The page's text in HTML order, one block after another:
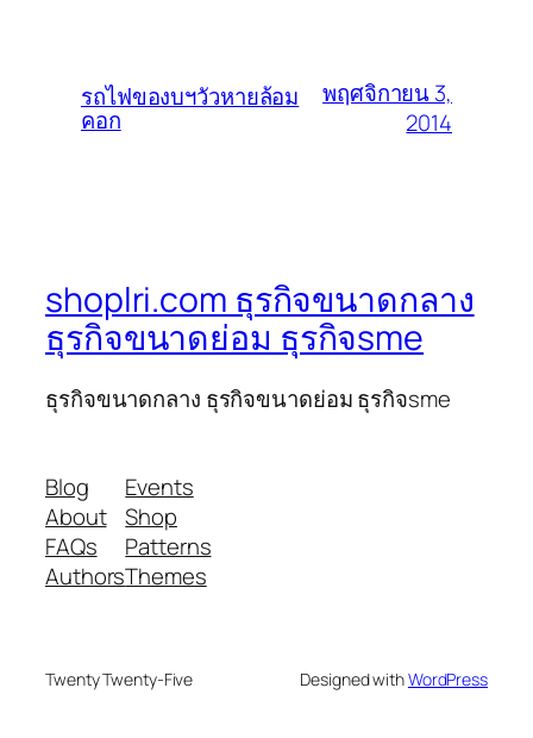
รถไฟของบฯวัวหายล้อม
คอก
พฤศจิกายน 3,
2014
shoplri.com ธุรกิจขนาดกลาง
ธุรกิจขนาดย่อม ธุรกิจsme
ธุรกิจขนาดกลาง ธุรกิจขนาดย่อม ธุรกิจsme
Blog
About
FAQs
Authors
Events
Shop
Patterns
Themes
Twenty Twenty-Five Designed withWordPress